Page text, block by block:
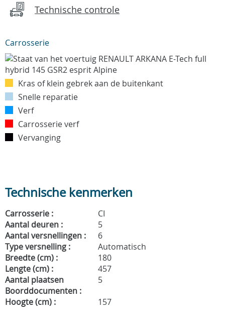
Technische controle
Carrosserie
Kras of klein gebrek aan de buitenkant
Snelle reparatie
Verf
Carrosserie verf
Vervanging
Technische kenmerken
Carrosserie :
CI
Aantal deuren :
5
Aantal versnellingen :
6
Type versnelling :
Automatisch
Breedte (cm) :
180
Lengte (cm) :
457
Aantal plaatsen
Boorddocumenten :
5
Hoogte (cm) :
157